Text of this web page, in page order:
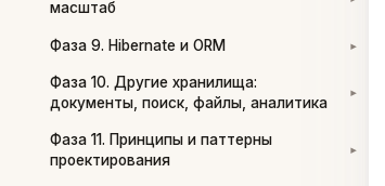
масштаб
Фаза 9. Hibernate и ORM ▾
Фаза 10. Другие хранилища:
документы, поиск, файлы, аналитика
▾
Фаза 11. Принципы и паттерны
проектирования
▾